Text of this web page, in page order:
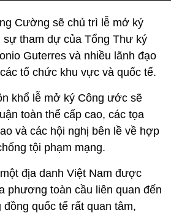
Cường sẽ chủ trì lễ mở ký
tham dự của Tổng Thư ký
Guterres và nhiều lãnh đạo
tổ chức khu vực và quốc tế.
khổ lễ mở ký Công ước sẽ
toàn thể cấp cao, các tọa
và các hội nghị bên lề về hợp
tội phạm mạng.
địa danh Việt Nam được
phương toàn cầu liên quan đến
quốc tế rất quan tâm,